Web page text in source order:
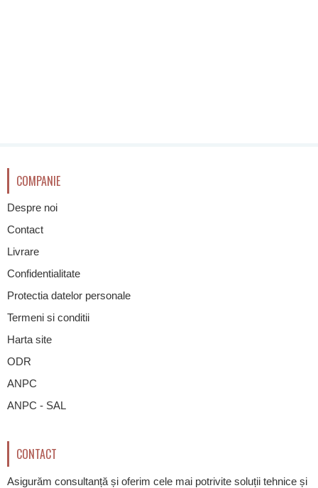
COMPANIE
Despre noi
Contact
Livrare
Confidentialitate
Protectia datelor personale
Termeni si conditii
Harta site
ODR
ANPC
ANPC - SAL
CONTACT
Asigurăm consultanță și oferim cele mai potrivite soluții tehnice și